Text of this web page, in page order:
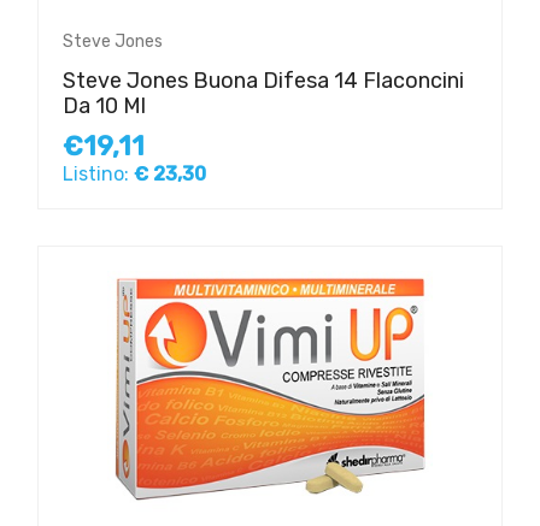
Steve Jones
Steve Jones Buona Difesa 14 Flaconcini
Da 10 Ml
€19,11
Listino: € 23,30